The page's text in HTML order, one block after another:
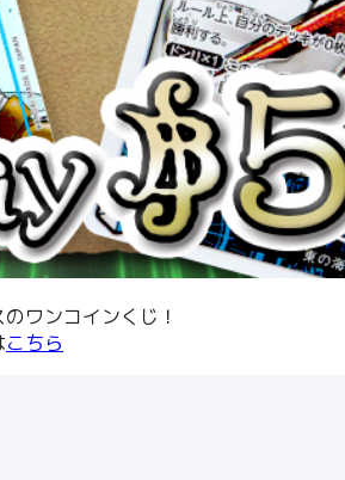
ワンコインくじ！
こちら